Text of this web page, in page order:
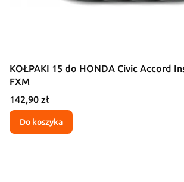
KOŁPAKI 15 do HONDA Civic Accord
FXM
Cena
142,90 zł
Do koszyka